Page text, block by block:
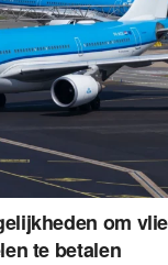
om
te betalen